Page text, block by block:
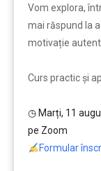
Vom explora,
mai răspund la
motivație
Curs practic şi
◷ Marți, 11
pe Zoom
Formular